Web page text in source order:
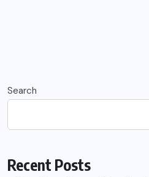
Search
Recent Posts